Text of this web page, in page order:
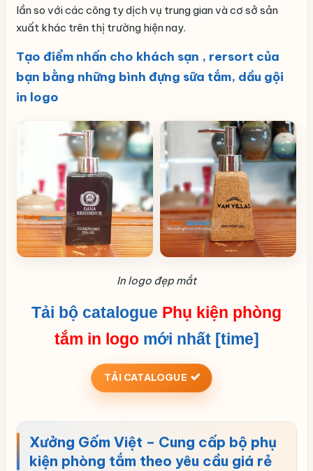
lần so với các công ty dịch vụ trung gian và cơ sở sản
xuất khác trên thị trường hiện nay.
Tạo điểm nhấn cho khách sạn , rersort của
bạn bằng những bình đựng sữa tắm, dầu gội
in logo
In logo đẹp mắt
Tải bộ catalogue Phụ kiện phòng
tắm in logo mới nhất [time]
TẢI CATALOGUE
Xưởng Gốm Việt – Cung cấp bộ phụ
kiện phòng tắm theo yêu cầu giá rẻ